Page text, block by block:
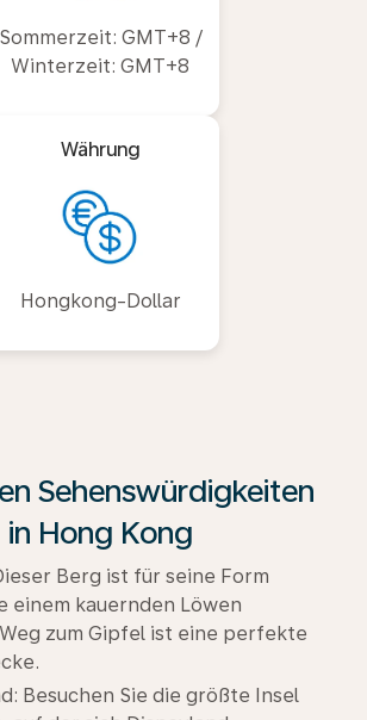
Sommerzeit: GMT+8 /
Winterzeit: GMT+8
Währung
Hongkong-Dollar
Sehenswürdigkeiten
in Hong Kong
Berg ist für seine Form
einem kauernden Löwen
zum Gipfel ist eine perfekte
Besuchen Sie die größte Insel